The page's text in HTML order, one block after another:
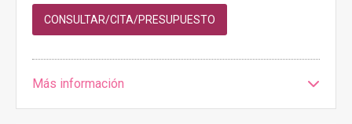
CONSULTAR/CITA/PRESUPUESTO
Más información